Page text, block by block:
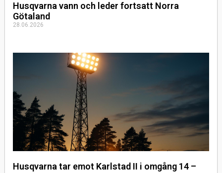
Husqvarna vann och leder fortsatt Norra
Götaland
28.06.2026
Husqvarna tar emot Karlstad II i omgång 14 –